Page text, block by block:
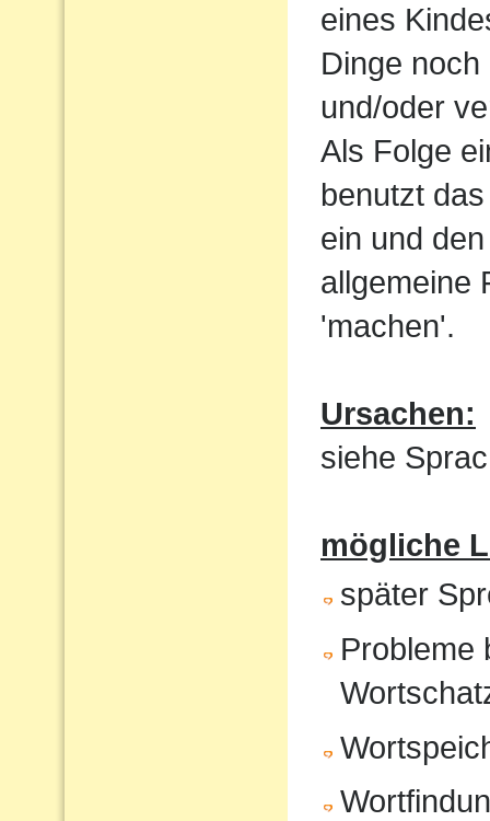
eines
Dinge
und/oder
Als Folge
benutzt
ein und
allgemeine
'machen'.
Ursachen:
siehe
mögliche
später
Probleme